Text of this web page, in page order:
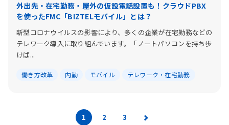
外出先・在宅勤務・屋外の仮設電話設置も！クラウドPBX
を使ったFMC「BIZTELモバイル」とは？
新型コロナウイルスの影響により、多くの企業が在宅勤務などの
テレワーク導入に取り組んでいます。「ノートパソコンを持ち歩
けば...
働き方改革 内勤 モバイル テレワーク・在宅勤務
1 2 3